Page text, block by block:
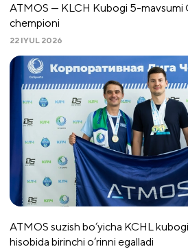
ATMOS — KLCH Kubogi 5-mavsumi
chempioni
22 IYUL 2026
ATMOS suzish bo‘yicha KCHL
hisobida birinchi o‘rinni egalladi